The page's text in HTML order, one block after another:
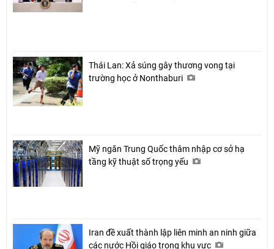
Thái Lan: Xả súng gây thương vong tại
trường học ở Nonthaburi
Mỹ ngăn Trung Quốc thâm nhập cơ sở hạ
tầng kỹ thuật số trọng yếu
Iran đề xuất thành lập liên minh an ninh giữa
các nước Hồi giáo trong khu vực